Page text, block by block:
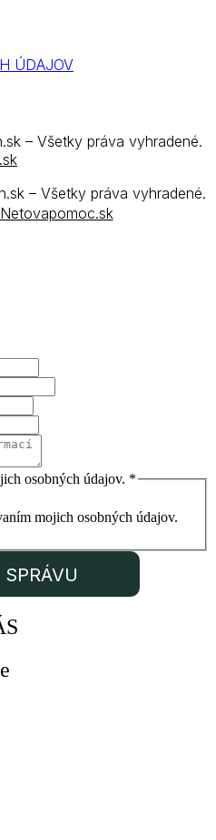
ÚDAJOV
– Všetky práva vyhradené.
– Všetky práva vyhradené.
Netovapomoc.sk
osobných údajov. *
mojich osobných údajov.
SPRÁVU